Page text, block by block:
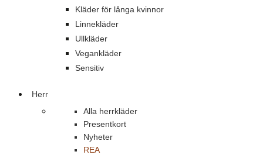
Kläder för långa kvinnor
Linnekläder
Ullkläder
Vegankläder
Sensitiv
Herr
Alla herrkläder
Presentkort
Nyheter
REA